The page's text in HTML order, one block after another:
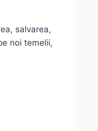
salvarea,
noi temelii,